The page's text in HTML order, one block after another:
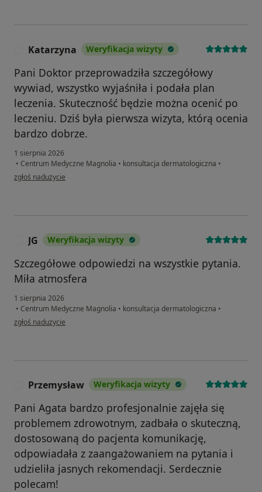
Katarzyna Weryfikacja wizyty
Pani Doktor przeprowadziła szczegółowy
wywiad, wszystko wyjaśniła i podała plan
leczenia. Skuteczność będzie można ocenić po
leczeniu. Dziś była pierwsza wizyta, którą ocenia
bardzo dobrze.
1 sierpnia 2026
• Centrum Medyczne Magnolia • konsultacja dermatologiczna •
w opinii użytkownika Katarzyna
zgłoś nadużycie
JG Weryfikacja wizyty
Szczegółowe odpowiedzi na wszystkie pytania.
Miła atmosfera
1 sierpnia 2026
• Centrum Medyczne Magnolia • konsultacja dermatologiczna •
w opinii użytkownika JG
zgłoś nadużycie
Przemysław Weryfikacja wizyty
Pani Agata bardzo profesjonalnie zajęła się
problemem zdrowotnym, zadbała o skuteczną,
dostosowaną do pacjenta komunikację,
odpowiadała z zaangażowaniem na pytania i
udzieliła jasnych rekomendacji. Serdecznie
polecam!